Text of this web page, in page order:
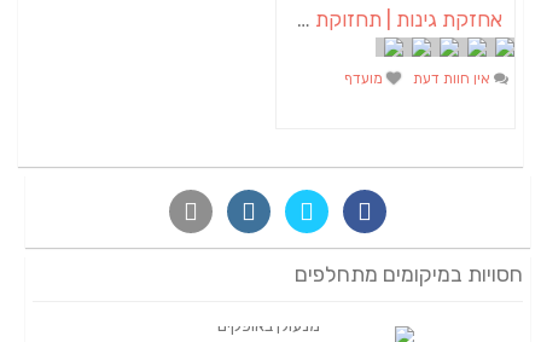
אחזקת גינות | תחזוקת גינות | גנן באשכול
אין חוות דעת מועדף
חסויות במיקומים מתחלפים